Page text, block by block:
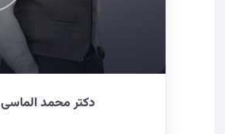
دکتر محمد الماسی